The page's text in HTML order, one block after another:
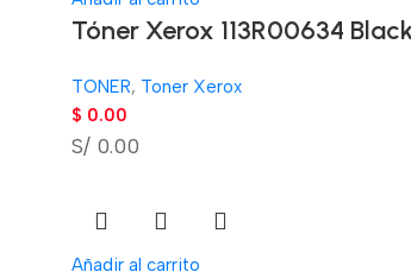
Tóner Xerox 113R00634
TONER, Toner Xerox
$ 0.00
S/ 0.00
Añadir al carrito